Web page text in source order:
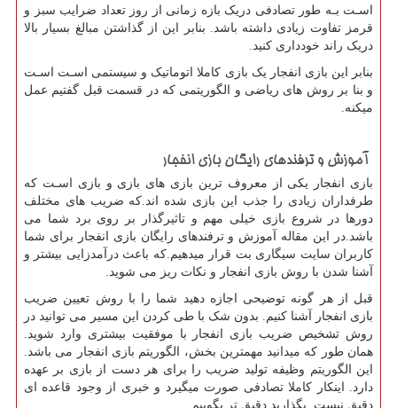
اسـت بـه طور تصادفی دریک بازه زمانی از روز تعداد ضرایب سبز و
قرمز تفاوت زیادی داشته باشد. بنابر این از گذاشتن مبالغ بسیار بالا
دریک راند خودداری کنید.
بنابر این بازی انفجار یک بازی کاملا اتوماتیک و سیستمی اسـت اسـت
و بنا بر روش های‌ ریاضی و الگوریتمی که در قسمت قبل گفتیم عمل
میکنه.
آموزش و ترفندهای رایگان بازی انفجار
بازی انفجار یکی از معروف ترین بازی های بازی و بازی اسـت که
طرفداران زیادی را جذب این بازی شده اند.که ضریب های مختلف
دورها در شروع بازی خیلی مهم و تاثیرگذار بر روی برد شما می
باشد.در این مقاله آموزش و ترفندهای رایگان بازی انفجار برای شما
کاربران سایت سیگاری بت قرار میدهیم.که باعث درآمدزایی بیشتر و
آشنا شدن با روش بازی انفجار و نکات ریز می شوید.
قبل از هر گونه توضیحی اجازه دهید شما را با روش تعیین ضریب
بازی انفجار آشنا کنیم. بدون شک با طی کردن این مسیر می توانید در
روش تشخیص ضریب بازی انفجار با موفقیت بیشتری وارد شوید.
همان طور که میدانید مهمترین بخش، الگوریتم بازی انفجار می باشد.
این الگوریتم وظیفه تولید ضریب را برای هر دست از بازی بر عهده
دارد. اینکار کاملا تصادفی صورت میگیرد و خبری از وجود قاعده ای
دقیق نیست. بگذارید دقیق تر بگوییم.